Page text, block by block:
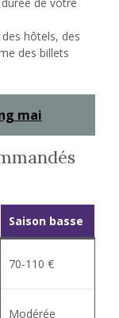
hôtels, des
des billets
mai
Saison basse
70-110 €
Modérée